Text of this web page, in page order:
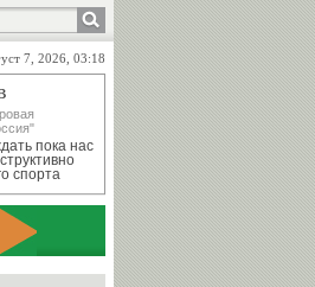
7, 2026, 03:18
пока нас
спорта